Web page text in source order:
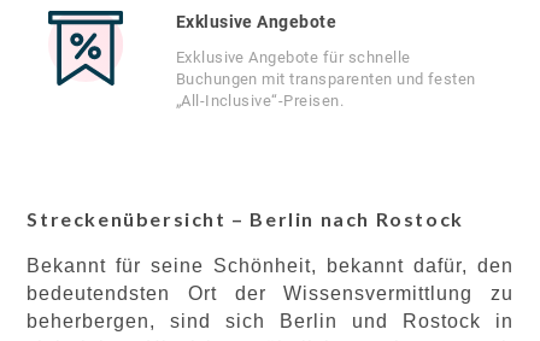
Exklusive Angebote
Exklusive Angebote für schnelle
Buchungen mit transparenten und festen
„All-Inclusive“-Preisen.
Streckenübersicht – Berlin nach Rostock
Bekannt für seine Schönheit, bekannt dafür, den
bedeutendsten Ort der Wissensvermittlung zu
beherbergen, sind sich Berlin und Rostock in